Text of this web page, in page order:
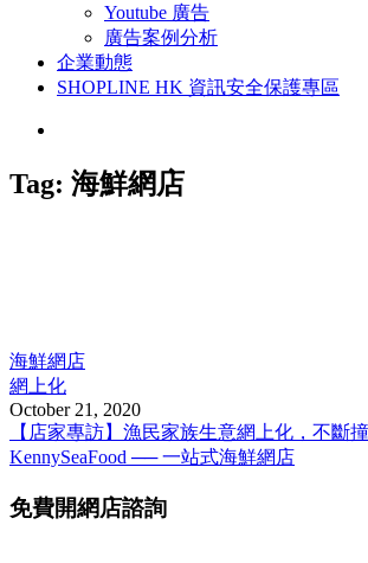
Youtube 廣告
廣告案例分析
企業動態
SHOPLINE HK 資訊安全保護專區
Tag: 海鮮網店
海鮮網店
網上化
October 21, 2020
【店家專訪】漁民家族生意網上化，不斷
KennySeaFood ── 一站式海鮮網店
免費開網店諮詢